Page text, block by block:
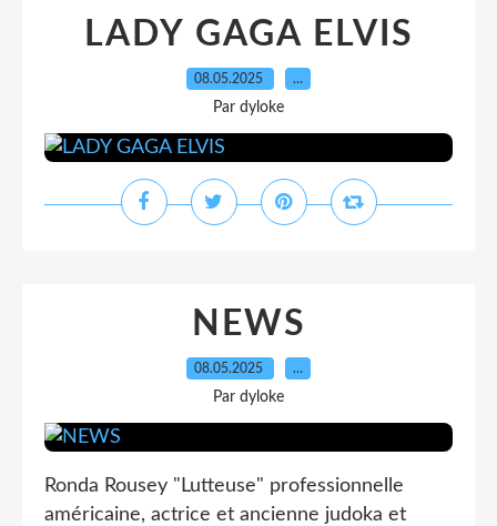
LADY GAGA ELVIS
08.05.2025 …
Par dyloke
NEWS
08.05.2025 …
Par dyloke
Ronda Rousey "Lutteuse" professionnelle
américaine, actrice et ancienne judoka et